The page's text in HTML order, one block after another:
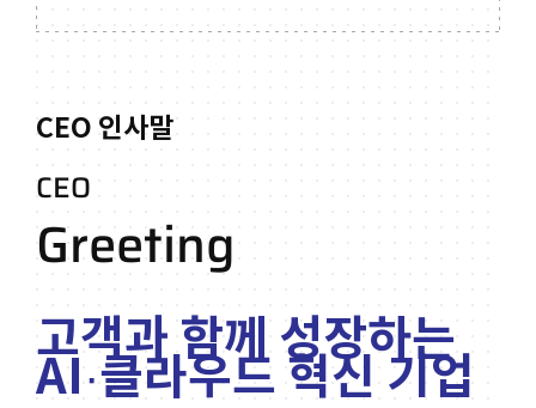
CEO 인사말
CEO
Greeting
고객과 함께 성장하는
AI·클라우드 혁신 기업